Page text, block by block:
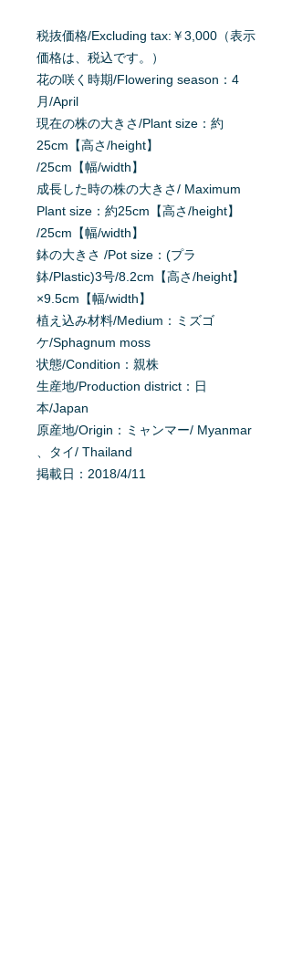
税抜価格/Excluding tax:￥3,000（表示
価格は、税込です。）
花の咲く時期/Flowering season：4
月/April
現在の株の大きさ/Plant size：約
25cm【高さ/height】
/25cm【幅/width】
成長した時の株の大きさ/ Maximum
Plant size：約25cm【高さ/height】
/25cm【幅/width】
鉢の大きさ /Pot size：(プラ
鉢/Plastic)3号/8.2cm【高さ/height】
×9.5cm【幅/width】
植え込み材料/Medium：ミズゴ
ケ/Sphagnum moss
状態/Condition：親株
生産地/Production district：日
本/Japan
原産地/Origin：ミャンマー/ Myanmar
、タイ/ Thailand
掲載日：2018/4/11